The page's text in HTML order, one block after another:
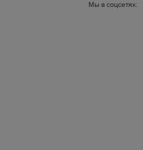
Мы в соцсетях: